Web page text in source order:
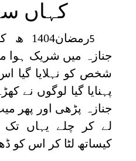
کہاں
5
جنازہ میں شریک ہوا
شخص کو نہلایا گیا
پہنایا گیا لوگوں نے
جنازہ پڑھی اور پھر
لے کر چلے یہاں تک
کیساتھ لٹا کر اس کو